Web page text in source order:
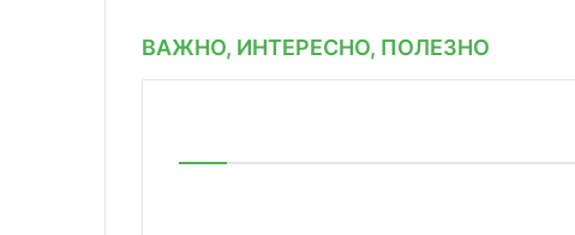
ВАЖНО, ИНТЕРЕСНО, ПОЛЕЗНО